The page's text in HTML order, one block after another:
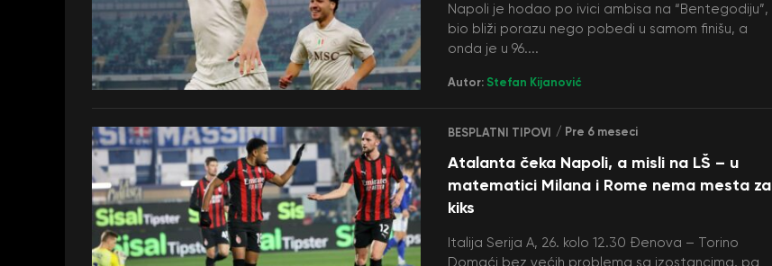
Napoli je hodao po ivici ambisa na “Bentegodiju”,
bio bliži porazu nego pobedi u samom finišu, a
onda je u 96....
Autor: Stefan Kijanović
BESPLATNI TIPOVI / Pre 6 meseci
Atalanta čeka Napoli, a misli na LŠ – u
matematici Milana i Rome nema mesta za
kiks
Italija Serija A, 26. kolo 12.30 Đenova – Torino
Domaći bez većih problema sa izostancima, pa